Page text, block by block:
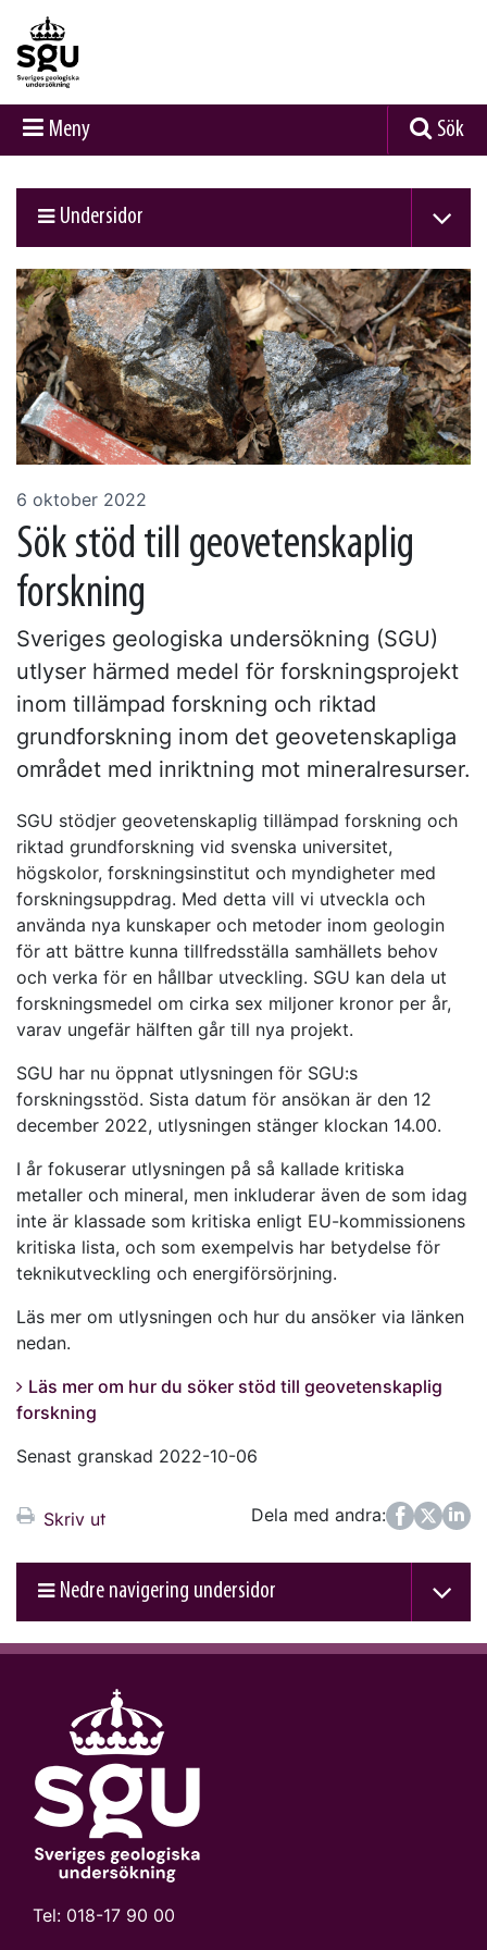
Meny Sök
Undersidor
6 oktober 2022
Sök stöd till geovetenskaplig
forskning
Sveriges geologiska undersökning (SGU)
utlyser härmed medel för forskningsprojekt
inom tillämpad forskning och riktad
grundforskning inom det geovetenskapliga
området med inriktning mot mineralresurser.
SGU stödjer geovetenskaplig tillämpad forskning och
riktad grundforskning vid svenska universitet,
högskolor, forskningsinstitut och myndigheter med
forskningsuppdrag. Med detta vill vi utveckla och
använda nya kunskaper och metoder inom geologin
för att bättre kunna tillfredsställa samhällets behov
och verka för en hållbar utveckling. SGU kan dela ut
forskningsmedel om cirka sex miljoner kronor per år,
varav ungefär hälften går till nya projekt.
SGU har nu öppnat utlysningen för SGU:s
forskningsstöd. Sista datum för ansökan är den 12
december 2022, utlysningen stänger klockan 14.00.
I år fokuserar utlysningen på så kallade kritiska
metaller och mineral, men inkluderar även de som idag
inte är klassade som kritiska enligt EU-kommissionens
kritiska lista, och som exempelvis har betydelse för
teknikutveckling och energiförsörjning.
Läs mer om utlysningen och hur du ansöker via länken
nedan.
Läs mer om hur du söker stöd till geovetenskaplig
forskning
Senast granskad 2022-10-06
Skriv ut Dela med andra:
FacebookTwitter
LinkedIn
Nedre navigering undersidor
Tel: 018-17 90 00